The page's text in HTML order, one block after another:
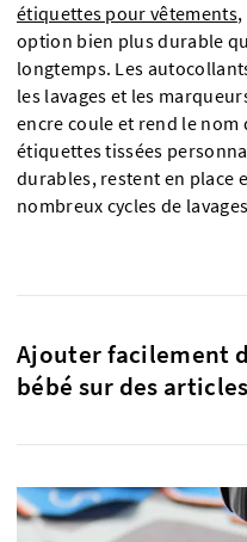
étiquettes pour vêtements,
option bien plus durable
longtemps. Les
les lavages et les
encre coule et rend le
étiquettes tissées
durables, restent en place
nombreux cycles de
Ajouter facilement
bébé sur des articles